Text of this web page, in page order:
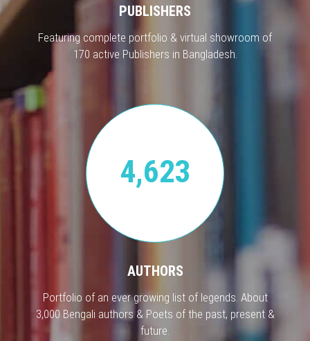
PUBLISHERS
Featuring complete portfolio & virtual showroom of
170 active Publishers in Bangladesh.
4,623
AUTHORS
Portfolio of an ever growing list of legends. About
3,000 Bengali authors & Poets of the past, present &
future.